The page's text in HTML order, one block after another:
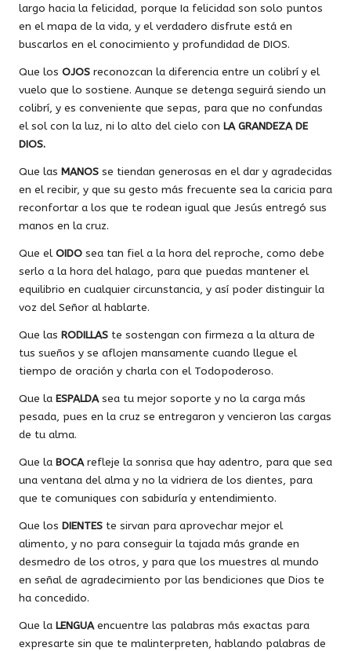
largo hacia la felicidad, porque Ia felicidad son solo puntos
en el mapa de la vida, y el verdadero disfrute está en
buscarlos en el conocimiento y profundidad de DIOS.
Que los OJOS reconozcan la diferencia entre un colibrí y el
vuelo que lo sostiene. Aunque se detenga seguirá siendo un
colibrí, y es conveniente que sepas, para que no confundas
el sol con la luz, ni lo alto del cielo con LA GRANDEZA DE
DIOS.
Que las MANOS se tiendan generosas en el dar y agradecidas
en el recibir, y que su gesto más frecuente sea la caricia para
reconfortar a los que te rodean igual que Jesús entregó sus
manos en la cruz.
Que elOIDO sea tan fiel a la hora del reproche, como debe
serlo a la hora del halago, para que puedas mantener el
equilibrio en cualquier circunstancia, y así poder distinguir la
voz del Señor al hablarte.
Que las RODILLAS te sostengan con firmeza a la altura de
tus sueños y se aflojen mansamente cuando llegue el
tiempo de oración y charla con el Todopoderoso.
Que la ESPALDAsea tu mejor soporte y no la carga más
pesada, pues en la cruz se entregaron y vencieron las cargas
de tu alma.
Que la BOCArefleje la sonrisa que hay adentro, para que sea
una ventana del alma y no la vidriera de los dientes, para
que te comuniques con sabiduría y entendimiento.
Que los DIENTES te sirvan para aprovechar mejor el
alimento, y no para conseguir la tajada más grande en
desmedro de los otros, y para que los muestres al mundo
en señal de agradecimiento por las bendiciones que Dios te
ha concedido.
Que la LENGUAencuentre las palabras más exactas para
expresarte sin que te malinterpreten, hablando palabras de